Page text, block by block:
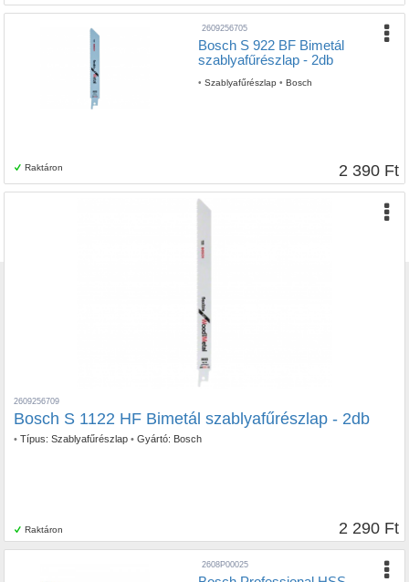
Raktáron
2609256705
Bosch S 922 BF Bimetál
szablyafűrészlap - 2db
• Szablyafűrészlap • Bosch
2 390 Ft
Raktáron
2609256709
Bosch S 1122 HF Bimetál szablyafűrészlap - 2db
• Típus: Szablyafűrészlap • Gyártó: Bosch
2 290 Ft
2608P00025